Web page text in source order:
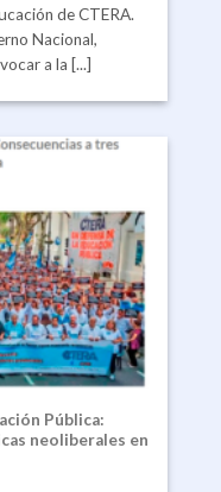
de CTERA.
Nacional,
a la [...]
Pública:
neoliberales en